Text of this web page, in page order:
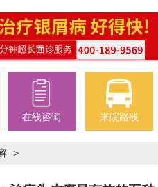
在线咨询 来院路线
->